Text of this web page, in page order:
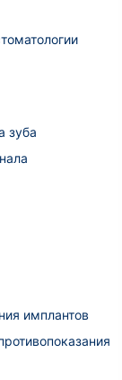
зуба
имплантов